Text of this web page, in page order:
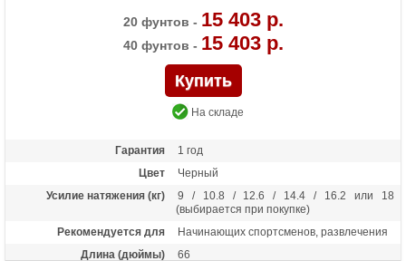
20 фунтов - 15 403 р.
40 фунтов - 15 403 р.
На складе
Гарантия
1 год
Цвет
Черный
Усилие натяжения (кг)
9 / 10.8 / 12.6 / 14.4 / 16.2 или 18
(выбирается при покупке)
Рекомендуется для
Начинающих спортсменов, развлечения
Длина (дюймы)
66